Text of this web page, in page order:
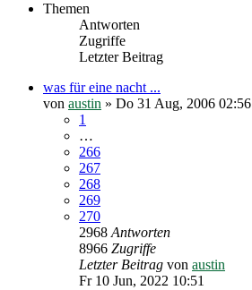
Themen
Antworten
Zugriffe
Letzter Beitrag
was für eine nacht ...
von austin » Do 31 Aug, 2006 02:56
1
…
266
267
268
269
270
2968Antworten
8966 Zugriffe
Letzter Beitrag von austin
Fr 10 Jun, 2022 10:51